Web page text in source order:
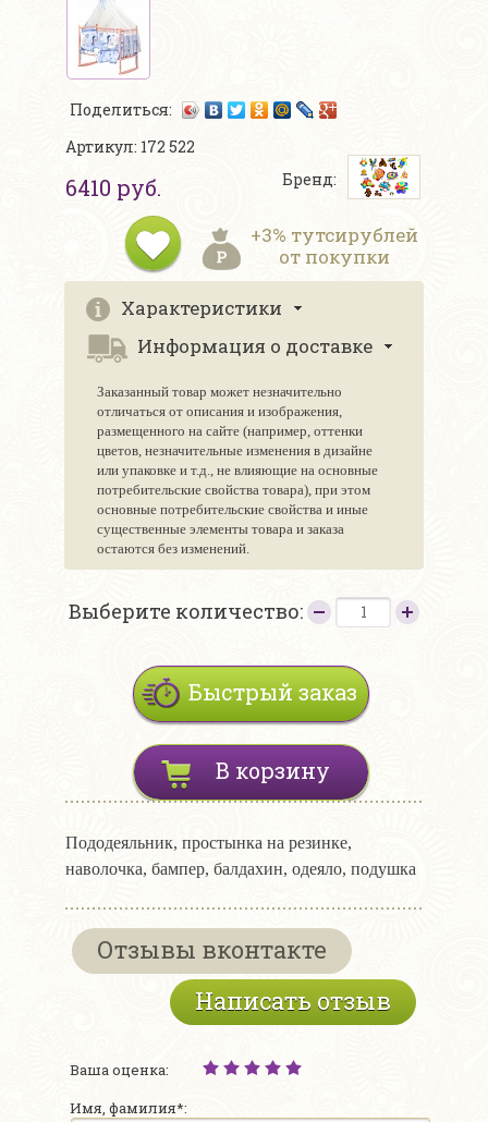
Поделиться:
Артикул: 172 522
6410 руб. Бренд:
+3% тутсирублей
от покупки
Характеристики
Информация о доставке
Заказанный товар может незначительно
отличаться от описания и изображения,
размещенного на сайте (например, оттенки
цветов, незначительные изменения в дизайне
или упаковке и т.д., не влияющие на основные
потребительские свойства товара), при этом
основные потребительские свойства и иные
существенные элементы товара и заказа
остаются без изменений.
Выберите количество:
Быстрый заказ
В корзину
Пододеяльник, простынка на резинке,
наволочка, бампер, балдахин, одеяло, подушка
Отзывы вконтакте
Написать отзыв
Ваша оценка:
Имя, фамилия*: